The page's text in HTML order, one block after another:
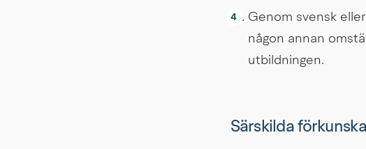
Genom svensk
någon annan
utbildningen.
Särskilda